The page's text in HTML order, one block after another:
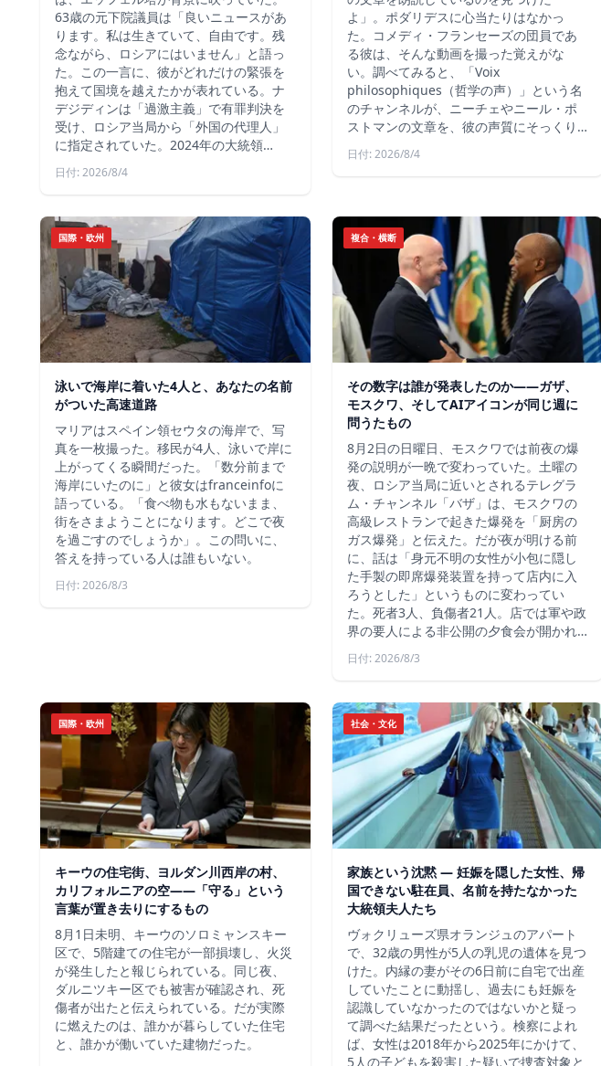
63歳の元下院議員は「良いニュースがあ
ります。私は生きていて、自由です。残
念ながら、ロシアにはいません」と語っ
た。この一言に、彼がどれだけの緊張を
抱えて国境を越えたかが表れている。ナ
デジディンは「過激主義」で有罪判決を
受け、ロシア当局から「外国の代理人」
に指定されていた。2024年の大統領…
日付: 2026/8/4
よ」。ポダリデスに心当たりはなかっ
た。コメディ・フランセーズの団員であ
る彼は、そんな動画を撮った覚えがな
い。調べてみると、「Voix
philosophiques（哲学の声）」という名
のチャンネルが、ニーチェやニール・ポ
ストマンの文章を、彼の声質にそっくり…
日付: 2026/8/4
国際・欧州
泳いで海岸に着いた4人と、あなたの名前
がついた高速道路
マリアはスペイン領セウタの海岸で、写
真を一枚撮った。移民が4人、泳いで岸に
上がってくる瞬間だった。「数分前まで
海岸にいたのに」と彼女はfranceinfoに
語っている。「食べ物も水もないまま、
街をさまようことになります。どこで夜
を過ごすのでしょうか」。この問いに、
答えを持っている人は誰もいない。
日付: 2026/8/3
複合・横断
その数字は誰が発表したのか——ガザ、
モスクワ、そしてAIアイコンが同じ週に
問うたもの
8月2日の日曜日、モスクワでは前夜の爆
発の説明が一晩で変わっていた。土曜の
夜、ロシア当局に近いとされるテレグラ
ム・チャンネル「バザ」は、モスクワの
高級レストランで起きた爆発を「厨房の
ガス爆発」と伝えた。だが夜が明ける前
に、話は「身元不明の女性が小包に隠し
た手製の即席爆発装置を持って店内に入
ろうとした」というものに変わってい
た。死者3人、負傷者21人。店では軍や政
界の要人による非公開の夕食会が開かれ…
日付: 2026/8/3
国際・欧州
キーウの住宅街、ヨルダン川西岸の村、
カリフォルニアの空——「守る」という
言葉が置き去りにするもの
8月1日未明、キーウのソロミャンスキー
区で、5階建ての住宅が一部損壊し、火災
が発生したと報じられている。同じ夜、
ダルニツキー区でも被害が確認され、死
傷者が出たと伝えられている。だが実際
に燃えたのは、誰かが暮らしていた住宅
と、誰かが働いていた建物だった。
社会・文化
家族という沈黙 ― 妊娠を隠した女性、帰
国できない駐在員、名前を持たなかった
大統領夫人たち
ヴォクリューズ県オランジュのアパート
で、32歳の男性が5人の乳児の遺体を見つ
けた。内縁の妻がその6日前に自宅で出産
していたことに動揺し、過去にも妊娠を
認識していなかったのではないかと疑っ
て調べた結果だったという。検察によれ
ば、女性は2018年から2025年にかけて、
5人の子どもを殺害した疑いで捜査対象と